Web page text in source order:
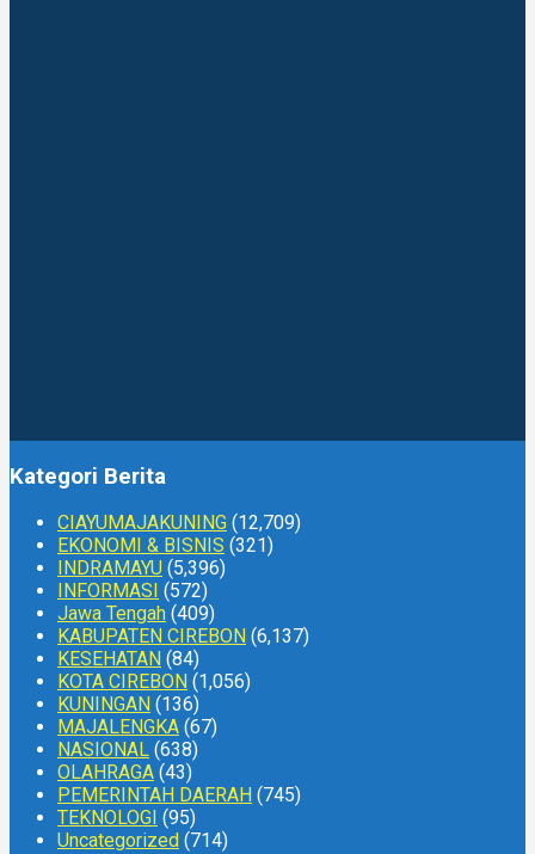
Kategori Berita
CIAYUMAJAKUNING (12,709)
EKONOMI & BISNIS (321)
INDRAMAYU (5,396)
INFORMASI (572)
Jawa Tengah (409)
KABUPATEN CIREBON (6,137)
KESEHATAN (84)
KOTA CIREBON (1,056)
KUNINGAN (136)
MAJALENGKA (67)
NASIONAL (638)
OLAHRAGA (43)
PEMERINTAH DAERAH (745)
TEKNOLOGI (95)
Uncategorized (714)